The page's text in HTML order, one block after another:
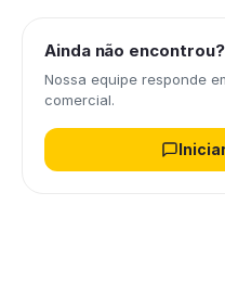
Ainda não encontrou?
Nossa equipe responde
comercial.